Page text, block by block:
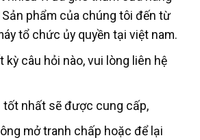
phẩm của chúng tôi đến từ
tổ chức ủy quyền tại việt nam.
kỳ câu hỏi nào, vui lòng liên hệ
tốt nhất sẽ được cung cấp,
mở tranh chấp hoặc để lại